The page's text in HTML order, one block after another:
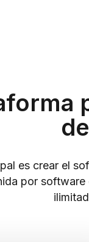
es crear el
por